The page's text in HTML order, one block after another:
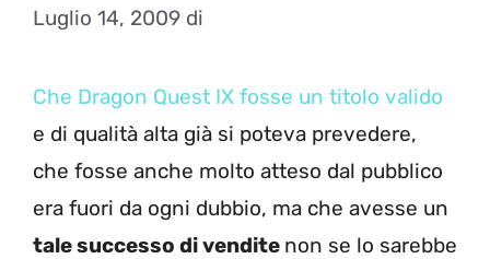
Luglio 14, 2009 di
Che Dragon Quest IX fosse un titolo valido
e di qualità alta già si poteva prevedere,
che fosse anche molto atteso dal pubblico
era fuori da ogni dubbio, ma che avesse un
tale successo di vendite non se lo sarebbe